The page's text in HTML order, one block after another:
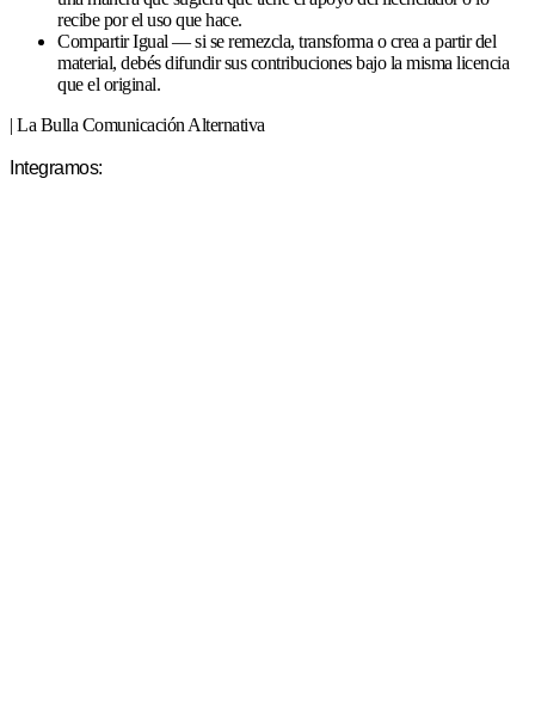
recibe por el uso que hace.
Compartir Igual — si se remezcla, transforma o crea a partir del
material, debés difundir sus contribuciones bajo la misma licencia
que el original.
| La Bulla Comunicación Alternativa
Integramos: